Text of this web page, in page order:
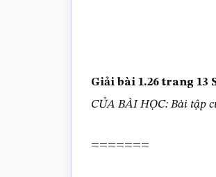
Giải bài 1.26 trang 13
CỦA BÀI HỌC: Bài tập
=======